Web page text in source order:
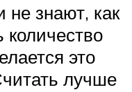
не знают, как
количество
это
лучше